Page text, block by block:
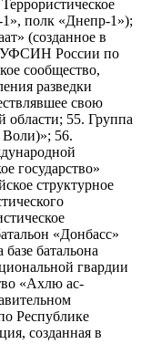
полк «Днепр-1»);
(созданное в
УФСИН России по
сообщество,
разведки
свою
области; 55. Группа
56.
государство»
структурное
«Донбасс»
батальона
гвардии
«Ахлю ас-
Республике
созданная в